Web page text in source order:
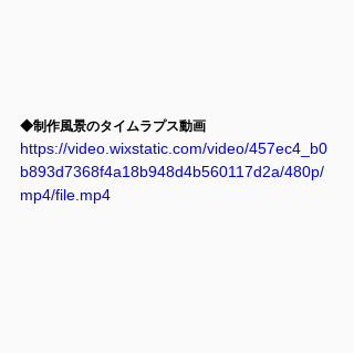
◆制作風景のタイムラプス動画
https://video.wixstatic.com/video/457ec4_b0
b893d7368f4a18b948d4b560117d2a/480p/
mp4/file.mp4